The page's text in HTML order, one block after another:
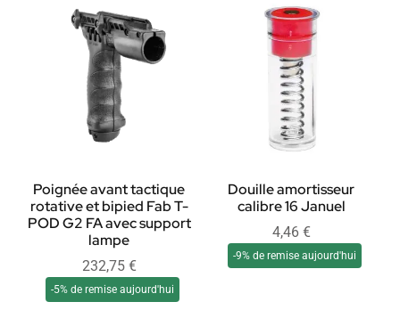
Poignée avant tactique
rotative et bipied Fab T-
POD G2 FA avec support
lampe
232,75 €
-5% de remise aujourd'hui
Douille amortisseur
calibre 16 Januel
4,46 €
-9% de remise aujourd'hui